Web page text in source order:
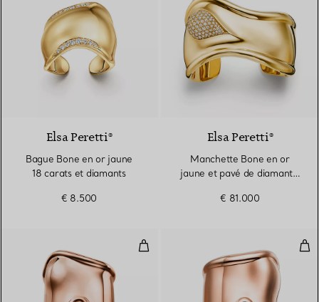
Elsa Peretti®
Bague Bone en or jaune
18 carats et diamants
€ 8.500
Elsa Peretti®
Manchette Bone en or
jaune et pavé de diamants.
€ 81.000
Manchette Bone Large en or